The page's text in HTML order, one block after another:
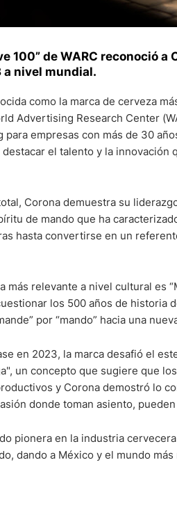
100” de WARC reconoció
a nivel mundial.
como la marca de cerveza
Advertising Research Center
para empresas con más de 30
el talento y la innovación
Corona demuestra su
de mando que ha
hasta convertirse en un
más relevante a nivel cultural es
los 500 años de historia
por “mando” hacia una
en 2023, la marca desafió el
un concepto que sugiere que
y Corona demostró lo
donde toman asiento,
pionera en la industria
dando a México y el mundo